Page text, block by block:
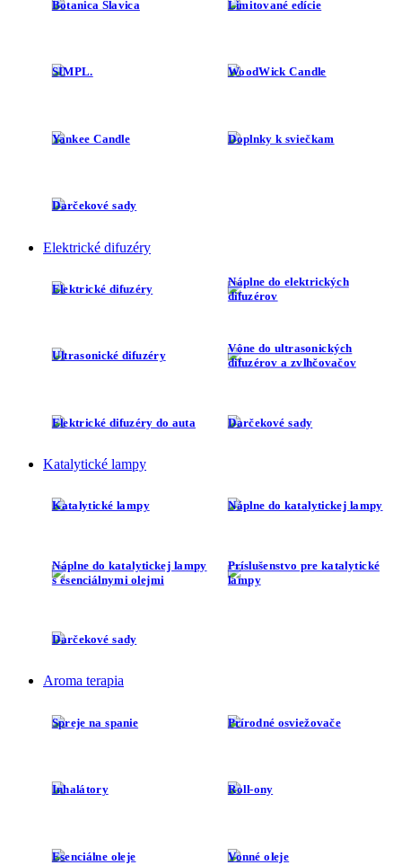
Botanica Slavica Limitované edície
SIMPL. WoodWick Candle
Yankee Candle Doplnky k sviečkam
Darčekové sady
Elektrické difuzéry
Elektrické difuzéry
Náplne do elektrických
difuzérov
Ultrasonické difuzéry
Vône do ultrasonických
difuzérov a zvlhčovačov
Elektrické difuzéry do auta Darčekové sady
Katalytické lampy
Katalytické lampy Náplne do katalytickej lampy
Náplne do katalytickej lampy
s esenciálnymi olejmi
Príslušenstvo pre katalytické
lampy
Darčekové sady
Aroma terapia
Spreje na spanie Prírodné osviežovače
Inhalátory Roll-ony
Esenciálne oleje Vonné oleje